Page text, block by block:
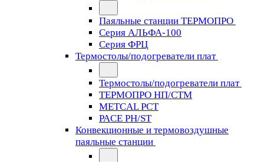
Паяльные станции ТЕРМОПРО
Серия АЛЬФА-100
Серия ФРЦ
Термостолы/подогреватели плат
Термостолы/подогреватели плат
ТЕРМОПРО НП/СТМ
METCAL PCT
PACE PH/ST
Конвекционные и термовоздушные
паяльные станции